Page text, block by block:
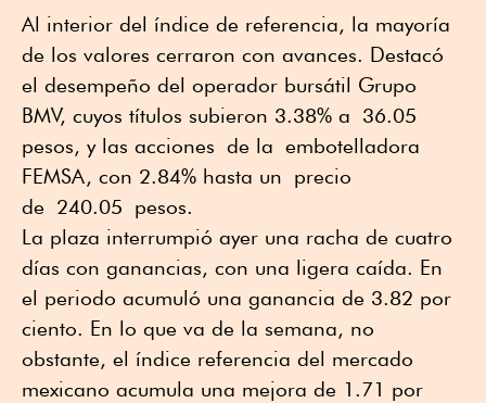
Al interior del índice de referencia, la mayoría
de los valores cerraron con avances. Destacó
el desempeño del operador bursátil Grupo
BMV, cuyos títulos subieron 3.38% a 36.05
pesos, y las acciones de la embotelladora
FEMSA, con 2.84% hasta un precio
de 240.05 pesos.
La plaza interrumpió ayer una racha de cuatro
días con ganancias, con una ligera caída. En
el periodo acumuló una ganancia de 3.82 por
ciento. En lo que va de la semana, no
obstante, el índice referencia del mercado
mexicano acumula una mejora de 1.71 por